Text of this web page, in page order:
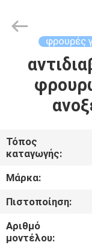
ΣΠΊΤΙ
ΠΡΟΪΌΝΤΑ
ΠΕΡΊΠΟΥ
ΕΜΕΊΣ
ΓΎΡΟΣ
Metal
Products.,ltd.
φρουρές
Τόπος
καταγωγής:
Μάρκα:
Πιστοποίηση:
Αριθμό
μοντέλου: